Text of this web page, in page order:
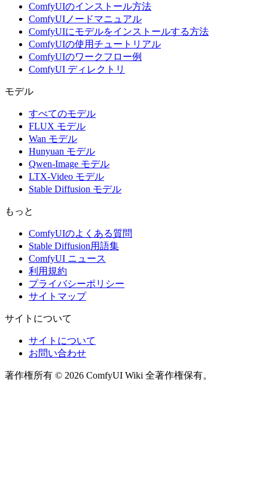
ComfyUIのインストール方法
ComfyUIノードマニュアル
ComfyUIにモデルをインストールする方法
ComfyUIの使用チュートリアル
ComfyUIのワークフロー例
ComfyUI ディレクトリ
モデル
すべてのモデル
FLUX モデル
Wan モデル
Hunyuan モデル
Qwen-Image モデル
LTX-Video モデル
Stable Diffusion モデル
もっと
ComfyUIのよくある質問
Stable Diffusion用語集
ComfyUI ニュース
利用規約
プライバシーポリシー
サイトマップ
サイトについて
サイトについて
お問い合わせ
著作権所有 © 2026 ComfyUI Wiki 全著作権保有。